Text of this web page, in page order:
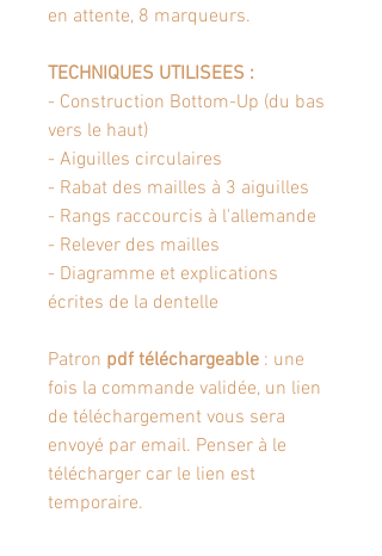
en attente, 8 marqueurs.
TECHNIQUES UTILISEES :
- Construction Bottom-Up (du bas
vers le haut)
- Aiguilles circulaires
- Rabat des mailles à 3 aiguilles
- Rangs raccourcis à l'allemande
- Relever des mailles
- Diagramme et explications
écrites de la dentelle
Patron pdf téléchargeable : une
fois la commande validée, un lien
de téléchargement vous sera
envoyé par email. Penser à le
télécharger car le lien est
temporaire.